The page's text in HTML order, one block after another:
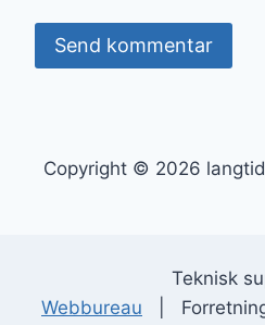
Copyright © 2026
Teknisk
Webbureau |